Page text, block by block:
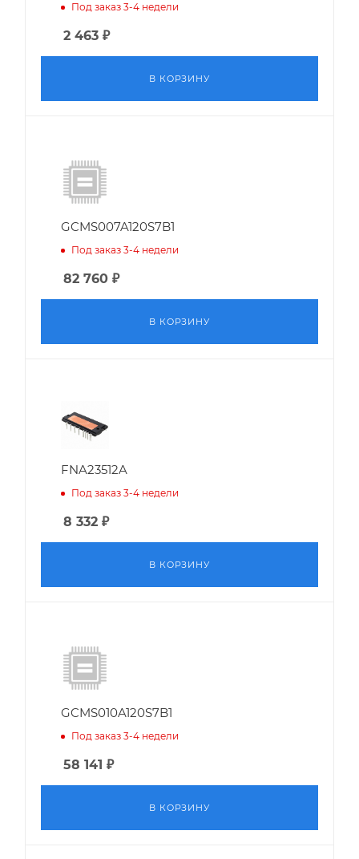
Под заказ 3-4 недели
2 463 ₽
В КОРЗИНУ
GCMS007A120S7B1
Под заказ 3-4 недели
82 760 ₽
В КОРЗИНУ
FNA23512A
Под заказ 3-4 недели
8 332 ₽
В КОРЗИНУ
GCMS010A120S7B1
Под заказ 3-4 недели
58 141 ₽
В КОРЗИНУ